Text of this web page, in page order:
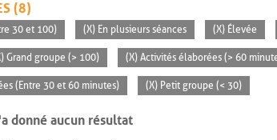
(8)
30 et 100) (X) En plusieurs séances (X) Élevée
Grand groupe (> 100) (X) Activités élaborées (> 60
(Entre 30 et 60 minutes) (X) Petit groupe (< 30)
donné aucun résultat